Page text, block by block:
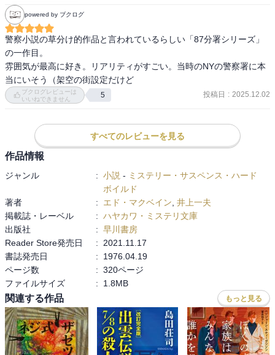
語られる。警官たちは大きな街の中で点のように動く。そして８７
分署の街そのものも生き物のようで、人々を含有する。それがおも
しろいところか。
聞き取りすると街の人は概ね警官ぎらい、しかし一番嫌っていたの
は？　というところがミソ。でもちょっと安易でわりとよくあるこ
とだよね、という気がしないでもない。
テディをとても好きなのだ、というのがストレートに伝わってくる
ところは好感が持てた。
87分署シリーズの第１作　1956年発表
最後は　第56作「最後の旋律」2005発表
エド・マクベイン：1926-2005　ニューヨーク、イーストハーレム
生まれ。
映画「暴力教室」1955　の原作者でもある（エヴァン・ハンター名
義）
1956発表
1976.4.30発行　1992.11.30第20刷　図書館
powered by ブクログ
警察小説の草分け的作品と言われているらしい「87分署シリーズ」
の一作目。
雰囲気が最高に好き。リアリティがすごい。当時のNYの警察署に本
当にいそう（架空の街設定だけど
ブクログレビューは
いいねできません
5 投稿日 : 2025.12.02
すべてのレビューを見る
作品情報
ジャンル : 小説 - ミステリー・サスペンス・ハード
ボイルド
著者
: エド・マクベイン 井上一夫
掲載誌・レーベル
: ハヤカワ・ミステリ文庫
出版社
: 早川書房
Reader Store発売日
:
2021.11.17
書誌発売日
:
1976.04.19
ページ数
: 320ページ
ファイルサイズ
: 1.8MB
関連する作品 もっと見る